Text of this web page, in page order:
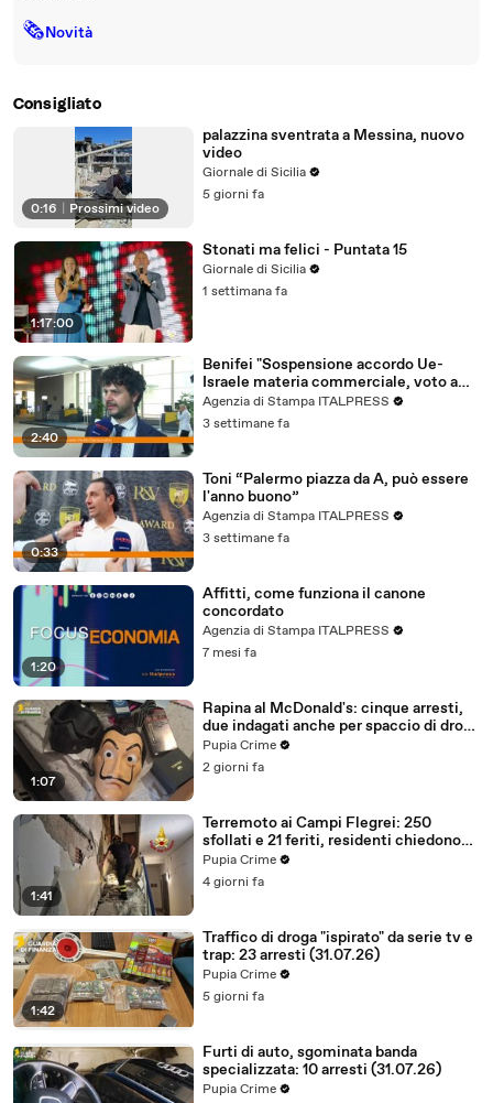
🗞Novità
Consigliato
0:16 Prossimi video
palazzina sventrata a Messina, nuovo
video
Giornale di Sicilia
5 giorni fa
1:17:00
Stonati ma felici - Puntata 15
Giornale di Sicilia
1 settimana fa
2:40
Benifei "Sospensione accordo Ue-
Israele materia commerciale, voto a
maggioranza"
Agenzia di Stampa ITALPRESS
3 settimane fa
0:33
Toni “Palermo piazza da A, può essere
l'anno buono”
Agenzia di Stampa ITALPRESS
3 settimane fa
1:20
Affitti, come funziona il canone
concordato
Agenzia di Stampa ITALPRESS
7 mesi fa
1:07
Rapina al McDonald's: cinque arresti,
due indagati anche per spaccio di droga
(03.08.26)
Pupia Crime
2 giorni fa
1:41
Terremoto ai Campi Flegrei: 250
sfollati e 21 feriti, residenti chiedono
certezze sul futuro (01.08.26)
Pupia Crime
4 giorni fa
1:42
Traffico di droga "ispirato" da serie tv e
trap: 23 arresti (31.07.26)
Pupia Crime
5 giorni fa
Furti di auto, sgominata banda
specializzata: 10 arresti (31.07.26)
Pupia Crime